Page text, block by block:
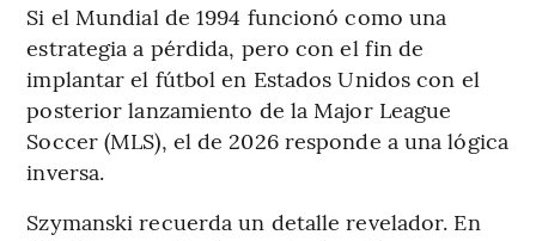
Si el Mundial de 1994 funcionó como una
estrategia a pérdida, pero con el fin de
implantar el fútbol en Estados Unidos con el
posterior lanzamiento de la Major League
Soccer (MLS), el de 2026 responde a una lógica
inversa.
Szymanski recuerda un detalle revelador. En